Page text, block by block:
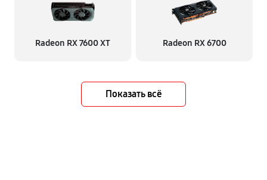
Radeon RX 7600 XT Radeon RX 6700
Показать всё